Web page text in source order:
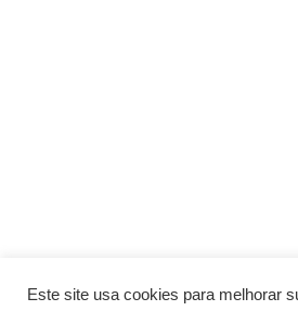
Este site usa cookies para melhorar